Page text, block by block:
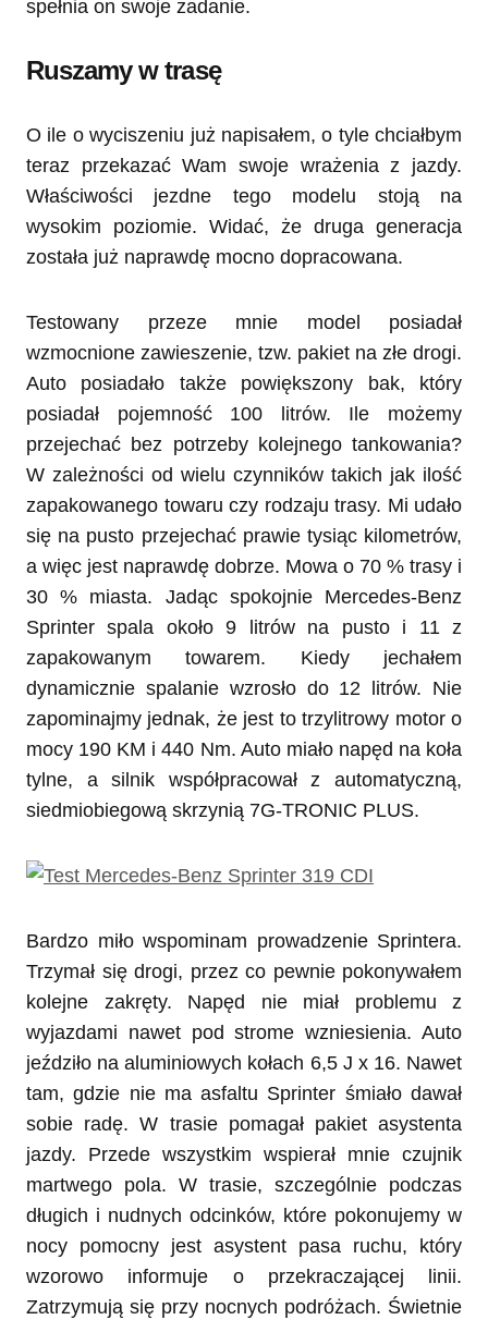
spełnia on swoje zadanie.
Ruszamy w trasę
O ile o wyciszeniu już napisałem, o tyle chciałbym
teraz przekazać Wam swoje wrażenia z jazdy.
Właściwości jezdne tego modelu stoją na
wysokim poziomie. Widać, że druga generacja
została już naprawdę mocno dopracowana.
Testowany przeze mnie model posiadał
wzmocnione zawieszenie, tzw. pakiet na złe drogi.
Auto posiadało także powiększony bak, który
posiadał pojemność 100 litrów. Ile możemy
przejechać bez potrzeby kolejnego tankowania?
W zależności od wielu czynników takich jak ilość
zapakowanego towaru czy rodzaju trasy. Mi udało
się na pusto przejechać prawie tysiąc kilometrów,
a więc jest naprawdę dobrze. Mowa o 70 % trasy i
30 % miasta. Jadąc spokojnie Mercedes-Benz
Sprinter spala około 9 litrów na pusto i 11 z
zapakowanym towarem. Kiedy jechałem
dynamicznie spalanie wzrosło do 12 litrów. Nie
zapominajmy jednak, że jest to trzylitrowy motor o
mocy 190 KM i 440 Nm. Auto miało napęd na koła
tylne, a silnik współpracował z automatyczną,
siedmiobiegową skrzynią 7G-TRONIC PLUS.
Bardzo miło wspominam prowadzenie Sprintera.
Trzymał się drogi, przez co pewnie pokonywałem
kolejne zakręty. Napęd nie miał problemu z
wyjazdami nawet pod strome wzniesienia. Auto
jeździło na aluminiowych kołach 6,5 J x 16. Nawet
tam, gdzie nie ma asfaltu Sprinter śmiało dawał
sobie radę. W trasie pomagał pakiet asystenta
jazdy. Przede wszystkim wspierał mnie czujnik
martwego pola. W trasie, szczególnie podczas
długich i nudnych odcinków, które pokonujemy w
nocy pomocny jest asystent pasa ruchu, który
wzorowo informuje o przekraczającej linii.
Zatrzymują się przy nocnych podróżach. Świetnie